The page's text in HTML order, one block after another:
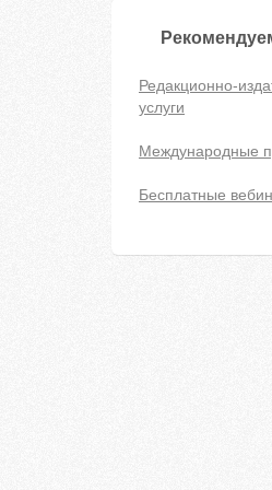
Редакционно-
услуги
Международные
Бесплатные